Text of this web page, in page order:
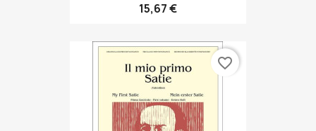
15,67 €
favorite_border